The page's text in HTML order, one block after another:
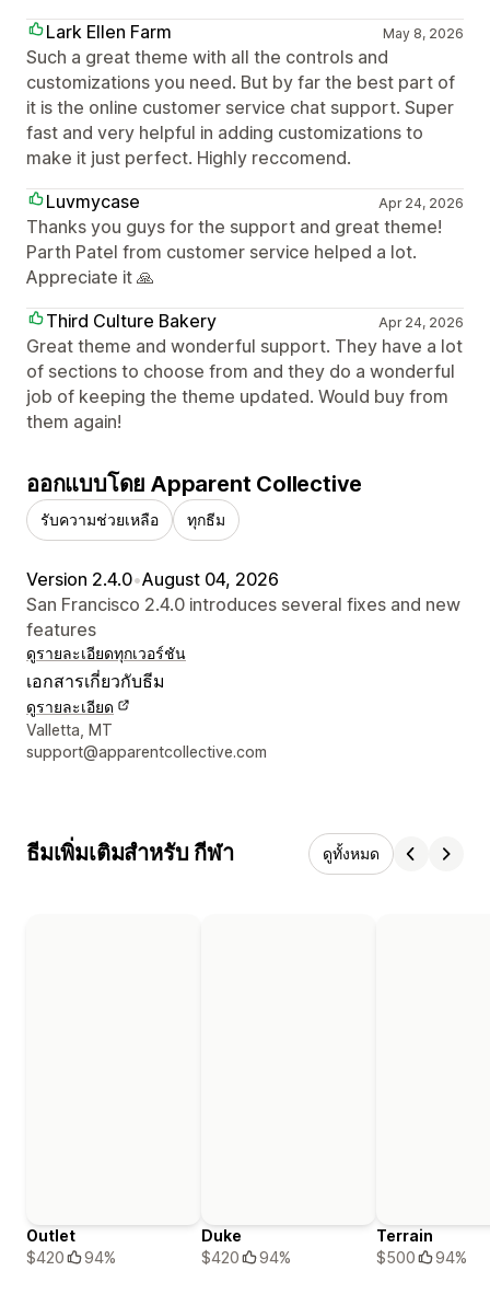
Lark Ellen Farm
May 8, 2026
Such a great theme with all the controls and
customizations you need. But by far the best part of
it is the online customer service chat support. Super
fast and very helpful in adding customizations to
make it just perfect. Highly reccomend.
Luvmycase
Apr 24, 2026
Thanks you guys for the support and great theme!
Parth Patel from customer service helped a lot.
Appreciate it 🙏
Third Culture Bakery
Apr 24, 2026
Great theme and wonderful support. They have a lot
of sections to choose from and they do a wonderful
job of keeping the theme updated. Would buy from
them again!
ออกแบบโดย Apparent Collective
รับความช่วยเหลือ ทุกธีม
Version 2.4.0•August 04, 2026
San Francisco 2.4.0 introduces several fixes and new
features
ดูรายละเอียดทุกเวอร์ชัน
เอกสารเกี่ยวกับธีม
ดูรายละเอียด
รายละเอียดการติดต่อผู้ออกแบบ
Valletta, MT
support@apparentcollective.com
ธีมเพิ่มเติมสำหรับ กีฬา ดูทั้งหมด
Outlet
$420
94%
Duke
$420
94%
Terrain
$500
94%